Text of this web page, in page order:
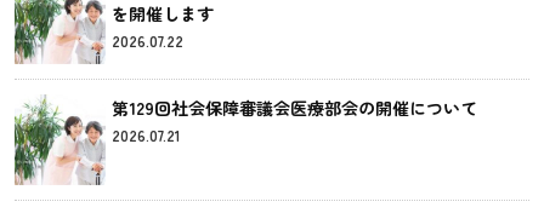
を開催します
2026.07.22
第129回社会保障審議会医療部会の開催について
2026.07.21